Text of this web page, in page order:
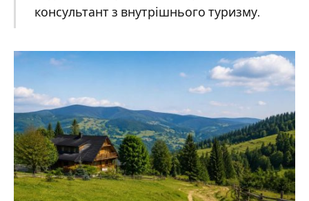
консультант з внутрішнього туризму.